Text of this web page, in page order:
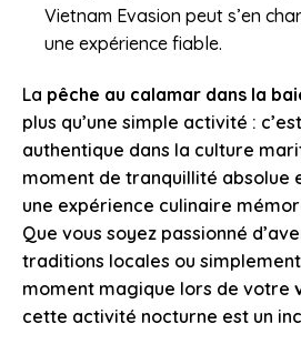
Vietnam Evasion peut s’en
une expérience fiable.
La pêche au calamar dans la
plus qu’une simple activité :
authentique dans la culture
moment de tranquillité absolue
une expérience culinaire
Que vous soyez passionné
traditions locales ou simplement
moment magique lors de votre
cette activité nocturne est un